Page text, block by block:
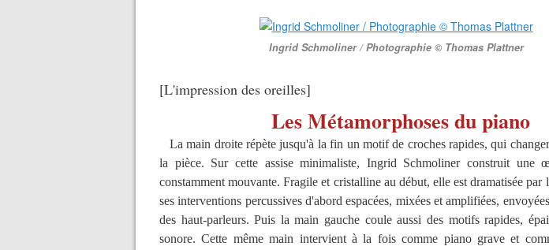
Ingrid Schmoliner / Photographie © Thomas Plattner
[L'impression des oreilles]
Les Métamorphoses du piano
La main droite répète jusqu'à la fin un motif de croches rapides, qui
la pièce. Sur cette assise minimaliste, Ingrid Schmoliner construit une
constamment mouvante. Fragile et cristalline au début, elle est dramatisée par
ses interventions percussives d'abord espacées, mixées et amplifiées,
des haut-parleurs. Puis la main gauche coule aussi des motifs rapides,
sonore. Cette même main intervient à la fois comme piano grave et